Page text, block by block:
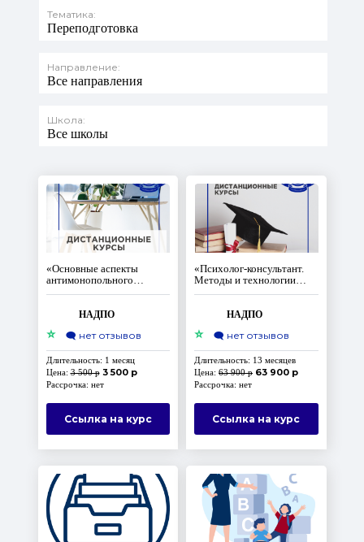
Тематика:
Переподготовка
Направление:
Все направления
Школа:
Все школы
«Основные аспекты
антимонопольного
законодательства»
НАДПО
⭐ 🗨️ нет отзывов
Длительность: 1 месяц
Цена:3 500 р 3 500 р
Рассрочка: нет
Ссылка на курс
«Психолог-консультант.
Методы и технологии
оказания психологических
организациям с
в области кризисной
психологии» с
присвоением
квалификации «Психолог-
консультант. Кризисный
НАДПО
⭐ 🗨️ нет отзывов
Длительность: 13 месяцев
Цена: 63 900 р 63 900 р
Рассрочка: нет
Ссылка на курс